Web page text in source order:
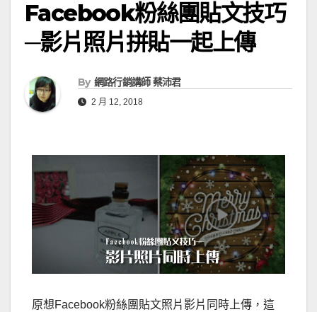
Facebook粉絲團貼文技巧
─影片照片拼貼一起上傳
By 網路行銷講師 蔡沛君
2 月 12, 2018
原想Facebook粉絲團貼文照片影片同時上傳，這